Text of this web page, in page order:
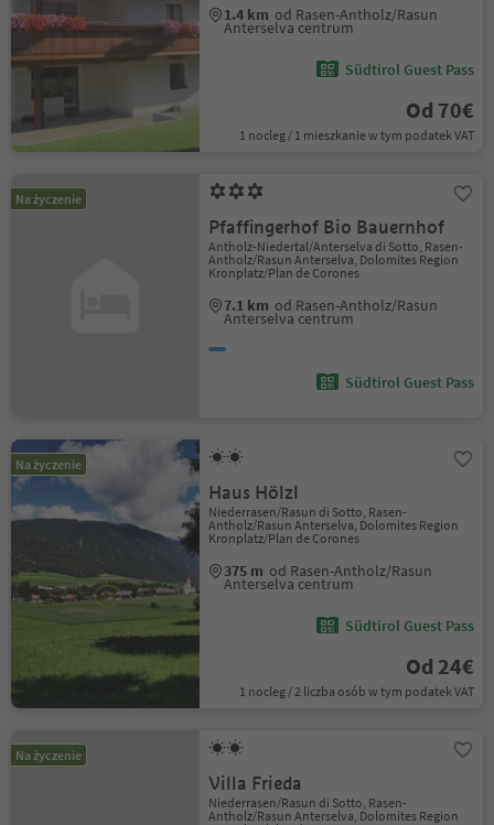
1.4 km od Rasen-Antholz/Rasun
Anterselva centrum
Südtirol Guest Pass
Od 70€
1 nocleg / 1 mieszkanie w tym podatek VAT
Na życzenie
Pfaffingerhof Bio Bauernhof
Antholz-Niedertal/Anterselva di Sotto, Rasen-
Antholz/Rasun Anterselva, Dolomites Region
Kronplatz/Plan de Corones
7.1 km od Rasen-Antholz/Rasun
Anterselva centrum
Südtirol Guest Pass
Na życzenie
Haus Hölzl
Niederrasen/Rasun di Sotto, Rasen-
Antholz/Rasun Anterselva, Dolomites Region
Kronplatz/Plan de Corones
375 m od Rasen-Antholz/Rasun
Anterselva centrum
Südtirol Guest Pass
Od 24€
1 nocleg / 2 liczba osób w tym podatek VAT
Na życzenie
Villa Frieda
Niederrasen/Rasun di Sotto, Rasen-
Antholz/Rasun Anterselva, Dolomites Region